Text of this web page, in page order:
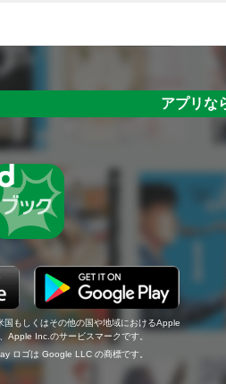
アプリな
もしくはその他の国や地域におけるApple
Apple Inc.のサービスマークです。
ロゴは Google LLC の商標です。